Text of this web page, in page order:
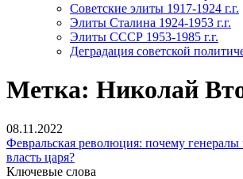
Советские элиты 1917-1924 г.г.
Элиты Сталина 1924-1953 г.г.
Элиты СССР 1953-1985 г.г.
Деградация советской
Метка: Николай
08.11.2022
Февральская революция: почему генералы
власть царя?
Ключевые слова